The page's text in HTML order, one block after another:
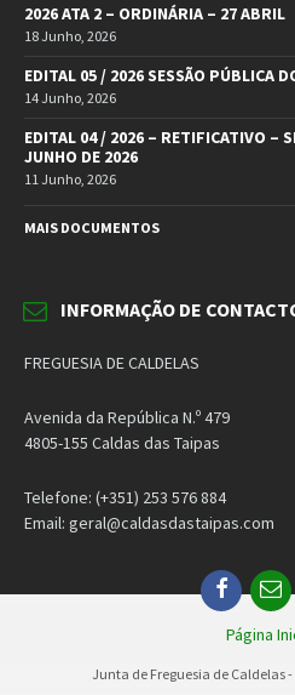
2026 ATA 2 – ORDINÁRIA – 27 ABRIL
18 Junho, 2026
EDITAL 05 / 2026 SESSÃO PÚBLICA
14 Junho, 2026
EDITAL 04 / 2026 – RETIFICATIVO –
JUNHO DE 2026
11 Junho, 2026
MAIS DOCUMENTOS
INFORMAÇÃO DE
FREGUESIA DE CALDELAS
Avenida da República N.º 479
4805-155 Caldas das Taipas
Telefone: (+351) 253 576 884
Email: geral@caldasdastaipas.com
Página
Junta de Freguesia de Caldelas